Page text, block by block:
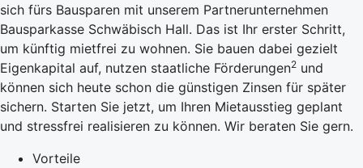
sich fürs Bausparen mit unserem Partnerunternehmen
Bausparkasse Schwäbisch Hall. Das ist Ihr erster Schritt,
um künftig mietfrei zu wohnen. Sie bauen dabei gezielt
Eigenkapital auf, nutzen staatliche Förderungen2 und
können sich heute schon die günstigen Zinsen für später
sichern. Starten Sie jetzt, um Ihren Mietausstieg geplant
und stressfrei realisieren zu können. Wir beraten Sie gern.
Vorteile